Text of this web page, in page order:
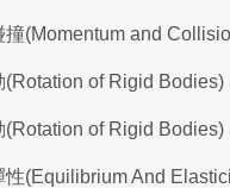
撞(Momentum and
(Rotation of Rigid Bodies)
(Rotation of Rigid Bodies)
性(Equilibrium And